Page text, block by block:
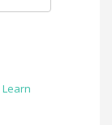
Learn